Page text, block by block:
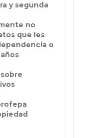
y segunda
no
que les
o